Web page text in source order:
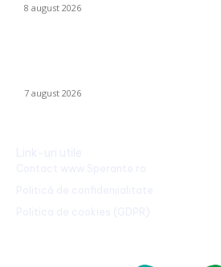
8 august 2026
7 august 2026